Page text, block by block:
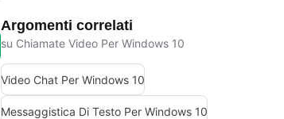
Argomenti correlati
su Chiamate Video Per Windows 10
Video Chat Per Windows 10
Messaggistica Di Testo Per Windows 10